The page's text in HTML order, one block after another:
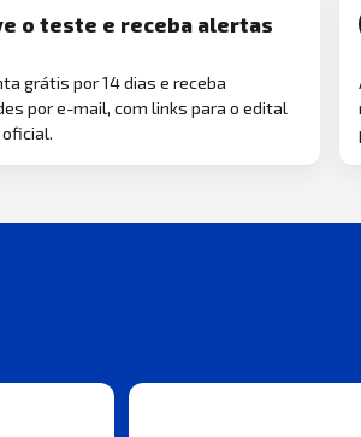
o teste e receba alertas
grátis por 14 dias e receba
por e-mail, com links para o edital